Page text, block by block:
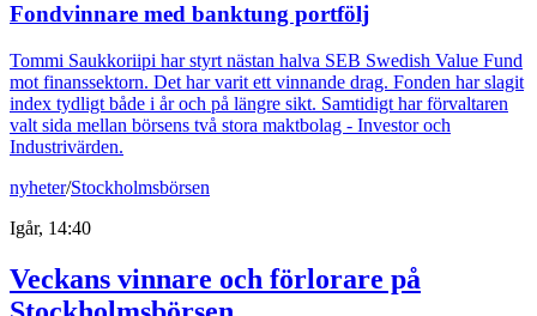
Fondvinnare med banktung portfölj
Tommi Saukkoriipi har styrt nästan halva SEB Swedish Value Fund
mot finanssektorn. Det har varit ett vinnande drag. Fonden har slagit
index tydligt både i år och på längre sikt. Samtidigt har förvaltaren
valt sida mellan börsens två stora maktbolag - Investor och
Industrivärden.
nyheter/Stockholmsbörsen
Igår, 14:40
Veckans vinnare och förlorare på